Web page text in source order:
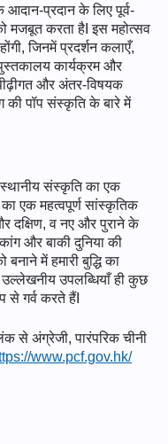
प्रदान के लिए पूर्व-
मजबूत करता हैI इस महोत्सव
जिनमें प्रदर्शन कलाएँ,
पुस्तकालय कार्यक्रम और
और अंतर-विषयक
की पॉप संस्कृति के बारे में
स्थानीय संस्कृति का एक
का एक महत्वपूर्ण सांस्कृतिक
दक्षिण, व नए और पुराने के
और बाकी दुनिया की
में हमारी बुद्धि का
उल्लेखनीय उपलब्धियाँ ही कुछ
से गर्व करते हैंI
से अंग्रेजी, पारंपरिक चीनी
www.pcf.gov.hk/